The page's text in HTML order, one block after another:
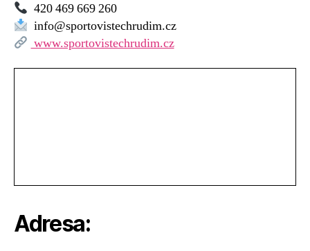
420 469 669 260
info@sportovistechrudim.cz
www.sportovistechrudim.cz
Adresa: